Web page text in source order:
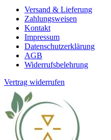
Versand & Lieferung
Zahlungsweisen
Kontakt
Impressum
Datenschutzerklärung
AGB
Widerrufsbelehrung
Vertrag widerrufen